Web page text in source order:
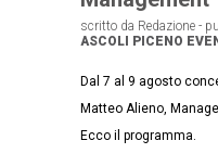
scritto da Redazione -
ASCOLI PICENO
Dal 7 al 9 agosto
Matteo Alieno,
Ecco il programma.